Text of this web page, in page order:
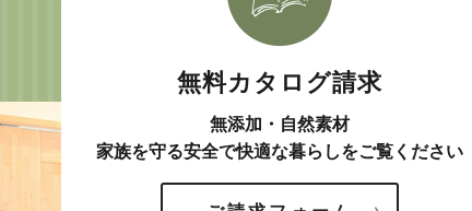
無料カタログ請求
無添加・自然素材
家族を守る安全で快適な暮らしをご覧ください